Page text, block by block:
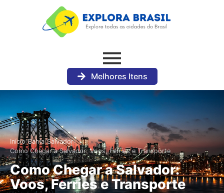
Melhores Itens
Início›Bahia›Salvador›
Como Chegar a Salvador: Voos, Ferries e Transporte
Como Chegar a Salvador:
Voos, Ferries e Transporte